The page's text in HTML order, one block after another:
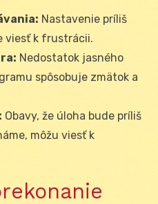
Nastavenie príliš
viesť k frustrácii.
Nedostatok jasného
spôsobuje zmätok a
Obavy, že úloha bude príliš
môžu viesť k